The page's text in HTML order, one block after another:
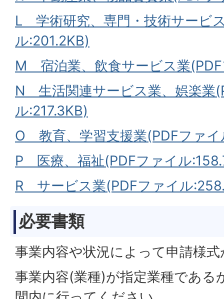
L 学術研究、専門・技術サービ
ル:201.2KB)
M 宿泊業、飲食サービス業(PDF
N 生活関連サービス業、娯楽業
ル:217.3KB)
O 教育、学習支援業(PDFファイ
P 医療、福祉(PDFファイル
R サービス業(PDFファイル
必要書類
事業内容や状況によって申請様
事業内容(業種)が指定業種である